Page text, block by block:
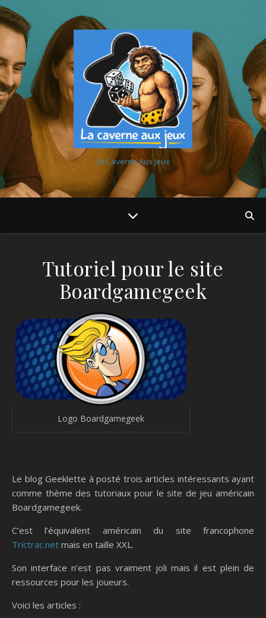
La Caverne Aux Jeux
Tutoriel pour le site
Boardgamegeek
Logo Boardgamegeek
Le blog Geeklette à posté trois articles intéressants ayant
comme thème des tutoriaux pour le site de jeu américain
Boardgamegeek.
C’est l’équivalent américain du site francophone
Trictrac.net mais en taille XXL.
Son interface n’est pas vraiment joli mais il est plein de
ressources pour les joueurs.
Voici les articles :